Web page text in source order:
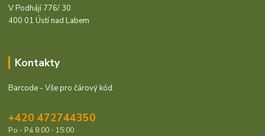
V Podhájí 776/ 30
400 01 Ústí nad Labem
Kontakty
Barcode - Vše pro čárový kód.
+420 472744350
Po - Pá 8:00 - 15:00